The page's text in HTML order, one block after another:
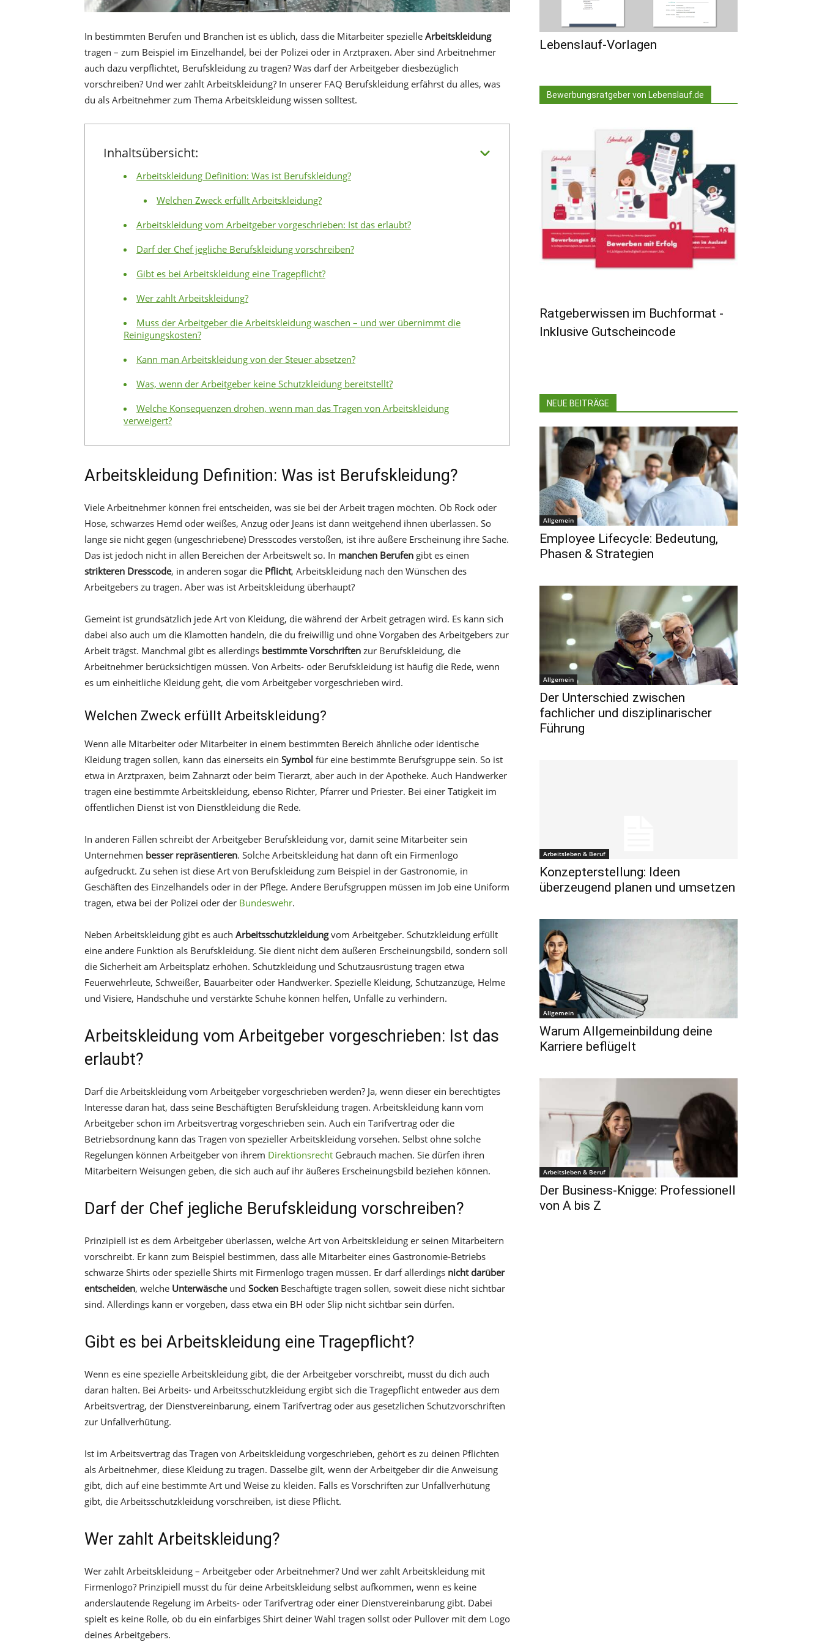
In bestimmten Berufen und Branchen ist es üblich, dass die Mitarbeiter spezielle Arbeitskleidung
tragen – zum Beispiel im Einzelhandel, bei der Polizei oder in Arztpraxen. Aber sind Arbeitnehmer
auch dazu verpflichtet, Berufskleidung zu tragen? Was darf der Arbeitgeber diesbezüglich
vorschreiben? Und wer zahlt Arbeitskleidung? In unserer FAQ Berufskleidung erfährst du alles, was
du als Arbeitnehmer zum Thema Arbeitskleidung wissen solltest.
Inhaltsübersicht:
Arbeitskleidung Definition: Was ist Berufskleidung?
Welchen Zweck erfüllt Arbeitskleidung?
Arbeitskleidung vom Arbeitgeber vorgeschrieben: Ist das erlaubt?
Darf der Chef jegliche Berufskleidung vorschreiben?
Gibt es bei Arbeitskleidung eine Tragepflicht?
Wer zahlt Arbeitskleidung?
Muss der Arbeitgeber die Arbeitskleidung waschen – und wer übernimmt die
Reinigungskosten?
Kann man Arbeitskleidung von der Steuer absetzen?
Was, wenn der Arbeitgeber keine Schutzkleidung bereitstellt?
Welche Konsequenzen drohen, wenn man das Tragen von Arbeitskleidung
verweigert?
Arbeitskleidung Definition: Was ist Berufskleidung?
Viele Arbeitnehmer können frei entscheiden, was sie bei der Arbeit tragen möchten. Ob Rock oder
Hose, schwarzes Hemd oder weißes, Anzug oder Jeans ist dann weitgehend ihnen überlassen. So
lange sie nicht gegen (ungeschriebene) Dresscodes verstoßen, ist ihre äußere Erscheinung ihre Sache.
Das ist jedoch nicht in allen Bereichen der Arbeitswelt so. In manchen Berufen gibt es einen
strikteren Dresscode, in anderen sogar die Pflicht, Arbeitskleidung nach den Wünschen des
Arbeitgebers zu tragen. Aber was ist Arbeitskleidung überhaupt?
Gemeint ist grundsätzlich jede Art von Kleidung, die während der Arbeit getragen wird. Es kann sich
dabei also auch um die Klamotten handeln, die du freiwillig und ohne Vorgaben des Arbeitgebers zur
Arbeit trägst. Manchmal gibt es allerdings bestimmte Vorschriften zur Berufskleidung, die
Arbeitnehmer berücksichtigen müssen. Von Arbeits- oder Berufskleidung ist häufig die Rede, wenn
es um einheitliche Kleidung geht, die vom Arbeitgeber vorgeschrieben wird.
Welchen Zweck erfüllt Arbeitskleidung?
Wenn alle Mitarbeiter oder Mitarbeiter in einem bestimmten Bereich ähnliche oder identische
Kleidung tragen sollen, kann das einerseits ein Symbol für eine bestimmte Berufsgruppe sein. So ist
etwa in Arztpraxen, beim Zahnarzt oder beim Tierarzt, aber auch in der Apotheke. Auch Handwerker
tragen eine bestimmte Arbeitskleidung, ebenso Richter, Pfarrer und Priester. Bei einer Tätigkeit im
öffentlichen Dienst ist von Dienstkleidung die Rede.
In anderen Fällen schreibt der Arbeitgeber Berufskleidung vor, damit seine Mitarbeiter sein
Unternehmen besser repräsentieren. Solche Arbeitskleidung hat dann oft ein Firmenlogo
aufgedruckt. Zu sehen ist diese Art von Berufskleidung zum Beispiel in der Gastronomie, in
Geschäften des Einzelhandels oder in der Pflege. Andere Berufsgruppen müssen im Job eine Uniform
tragen, etwa bei der Polizei oder der Bundeswehr.
Neben Arbeitskleidung gibt es auch Arbeitsschutzkleidungvom Arbeitgeber. Schutzkleidung erfüllt
eine andere Funktion als Berufskleidung. Sie dient nicht dem äußeren Erscheinungsbild, sondern soll
die Sicherheit am Arbeitsplatz erhöhen. Schutzkleidung und Schutzausrüstung tragen etwa
Feuerwehrleute, Schweißer, Bauarbeiter oder Handwerker. Spezielle Kleidung, Schutzanzüge, Helme
und Visiere, Handschuhe und verstärkte Schuhe können helfen, Unfälle zu verhindern.
Arbeitskleidung vom Arbeitgeber vorgeschrieben: Ist das
erlaubt?
Darf die Arbeitskleidung vom Arbeitgeber vorgeschrieben werden? Ja, wenn dieser ein berechtigtes
Interesse daran hat, dass seine Beschäftigten Berufskleidung tragen. Arbeitskleidung kann vom
Arbeitgeber schon im Arbeitsvertrag vorgeschrieben sein. Auch ein Tarifvertrag oder die
Betriebsordnung kann das Tragen von spezieller Arbeitskleidung vorsehen. Selbst ohne solche
Regelungen können Arbeitgeber von ihrem Direktionsrecht Gebrauch machen. Sie dürfen ihren
Mitarbeitern Weisungen geben, die sich auch auf ihr äußeres Erscheinungsbild beziehen können.
Darf der Chef jegliche Berufskleidung vorschreiben?
Prinzipiell ist es dem Arbeitgeber überlassen, welche Art von Arbeitskleidung er seinen Mitarbeitern
vorschreibt. Er kann zum Beispiel bestimmen, dass alle Mitarbeiter eines Gastronomie-Betriebs
schwarze Shirts oder spezielle Shirts mit Firmenlogo tragen müssen. Er darf allerdings nicht darüber
entscheiden, welche Unterwäscheund Socken Beschäftigte tragen sollen, soweit diese nicht sichtbar
sind. Allerdings kann er vorgeben, dass etwa ein BH oder Slip nicht sichtbar sein dürfen.
Gibt es bei Arbeitskleidung eine Tragepflicht?
Wenn es eine spezielle Arbeitskleidung gibt, die der Arbeitgeber vorschreibt, musst du dich auch
daran halten. Bei Arbeits- und Arbeitsschutzkleidung ergibt sich die Tragepflicht entweder aus dem
Arbeitsvertrag, der Dienstvereinbarung, einem Tarifvertrag oder aus gesetzlichen Schutzvorschriften
zur Unfallverhütung.
Ist im Arbeitsvertrag das Tragen von Arbeitskleidung vorgeschrieben, gehört es zu deinen Pflichten
als Arbeitnehmer, diese Kleidung zu tragen. Dasselbe gilt, wenn der Arbeitgeber dir die Anweisung
gibt, dich auf eine bestimmte Art und Weise zu kleiden. Falls es Vorschriften zur Unfallverhütung
gibt, die Arbeitsschutzkleidung vorschreiben, ist diese Pflicht.
Wer zahlt Arbeitskleidung?
Wer zahlt Arbeitskleidung – Arbeitgeber oder Arbeitnehmer? Und wer zahlt Arbeitskleidung mit
Firmenlogo? Prinzipiell musst du für deine Arbeitskleidung selbst aufkommen, wenn es keine
anderslautende Regelung im Arbeits- oder Tarifvertrag oder einer Dienstvereinbarung gibt. Dabei
spielt es keine Rolle, ob du ein einfarbiges Shirt deiner Wahl tragen sollst oder Pullover mit dem Logo
deines Arbeitgebers.
Lebenslauf-Vorlagen
Bewerbungsratgeber von Lebenslauf.de
Ratgeberwissen im Buchformat -
Inklusive Gutscheincode
NEUE BEITRÄGE
Allgemein
Employee Lifecycle: Bedeutung,
Phasen & Strategien
Allgemein
Der Unterschied zwischen
fachlicher und disziplinarischer
Führung
Arbeitsleben & Beruf
Konzepterstellung: Ideen
überzeugend planen und umsetzen
Allgemein
Warum Allgemeinbildung deine
Karriere beflügelt
Arbeitsleben & Beruf
Der Business-Knigge: Professionell
von A bis Z